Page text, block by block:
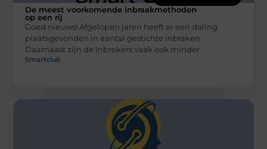
De meest voorkomende inbraakmethoden
op een rij
Goed nieuws! Afgelopen jaren heeft er een daling
plaatsgevonden in aantal gestichte inbraken.
Daarnaast zijn de inbrekers vaak ook minder
Smartclub